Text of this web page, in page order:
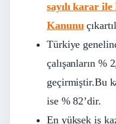
sayılı karar ile
Kanunu
Türkiye
çalışanların %
geçirmiştir.Bu
ise % 82’dir.
En yüksek iş